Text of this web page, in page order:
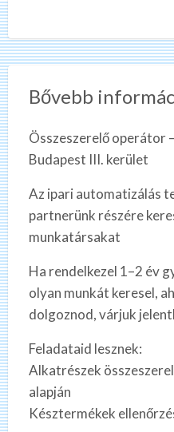
Bővebb
Összeszerelő operátor
Budapest III. kerület
Az ipari automatizálás
partnerünk részére
munkatársakat
Ha rendelkezel 1–2 év
olyan munkát keresel,
dolgoznod, várjuk
Feladataid lesznek:
Alkatrészek
alapján
Késztermékek